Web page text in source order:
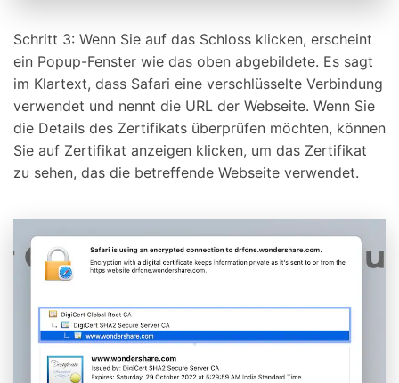
Schritt 3: Wenn Sie auf das Schloss klicken, erscheint
ein Popup-Fenster wie das oben abgebildete. Es sagt
im Klartext, dass Safari eine verschlüsselte Verbindung
verwendet und nennt die URL der Webseite. Wenn Sie
die Details des Zertifikats überprüfen möchten, können
Sie auf Zertifikat anzeigen klicken, um das Zertifikat
zu sehen, das die betreffende Webseite verwendet.